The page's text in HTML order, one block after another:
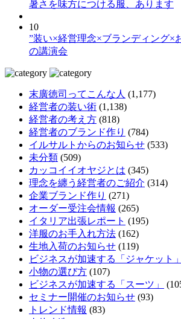
暑さを味方につける服、あります
10
”装い×経営理念×ブランディング
の講演会
末廣徳司ってこんな人 (1,177)
経営者の装い術 (1,138)
経営者の考え方 (818)
経営者のブランド作り (784)
イルサルトからのお知らせ (533)
未分類 (509)
カッコイイオヤジとは (345)
理念を纏う経営者のご紹介 (314)
企業ブランド作り (271)
オーダー受注会情報 (265)
イタリア出張レポート (195)
洋服のお手入れ方法 (162)
生地入荷のお知らせ (119)
ビジネスが加速する「ジャケット」
小物の選び方 (107)
ビジネスが加速する「スーツ」
セミナー開催のお知らせ (93)
トレンド情報 (83)